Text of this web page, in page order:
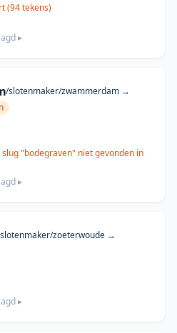
(94 tekens)
▸
/slotenmaker/zwammerdam →
"bodegraven" niet gevonden in
▸
zoeterwoude →
▸